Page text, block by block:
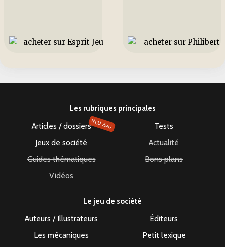
Les rubriques principales
Articles / dossiersNOUVEAU
Tests
Jeux de société
Actualité
Guides thématiques
Bons plans
Vidéos
Le jeu de société
Auteurs / Illustrateurs
Éditeurs
Les mécaniques
Petit lexique